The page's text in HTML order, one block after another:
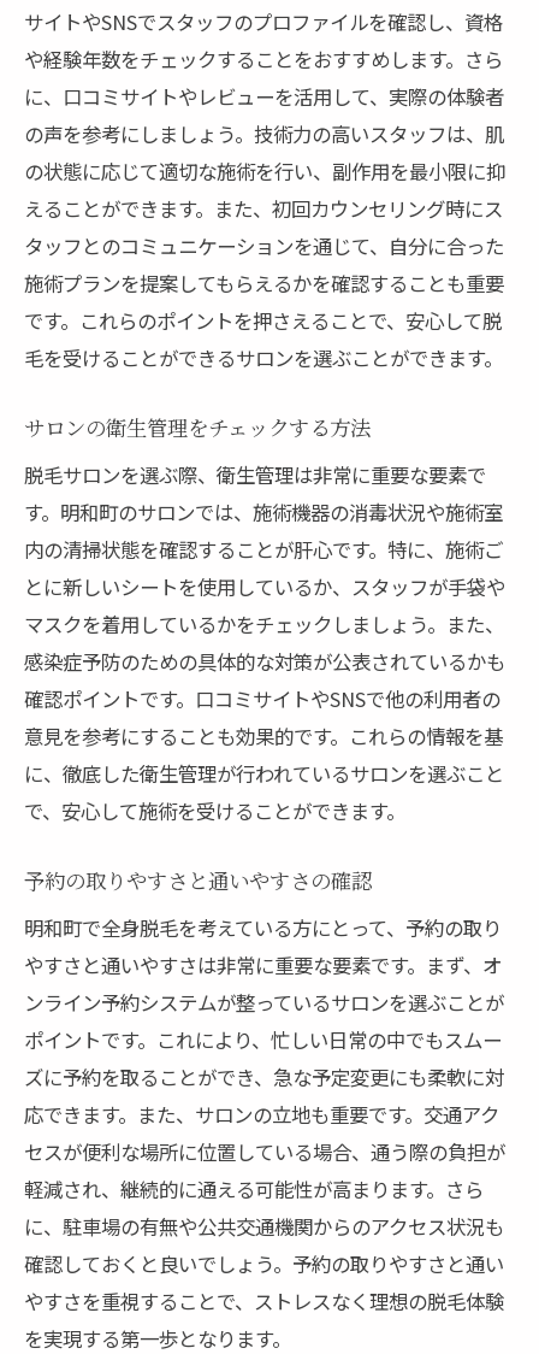
サイトやSNSでスタッフのプロファイルを確認し、資格
や経験年数をチェックすることをおすすめします。さら
に、口コミサイトやレビューを活用して、実際の体験者
の声を参考にしましょう。技術力の高いスタッフは、肌
の状態に応じて適切な施術を行い、副作用を最小限に抑
えることができます。また、初回カウンセリング時にス
タッフとのコミュニケーションを通じて、自分に合った
施術プランを提案してもらえるかを確認することも重要
です。これらのポイントを押さえることで、安心して脱
毛を受けることができるサロンを選ぶことができます。
サロンの衛生管理をチェックする方法
脱毛サロンを選ぶ際、衛生管理は非常に重要な要素で
す。明和町のサロンでは、施術機器の消毒状況や施術室
内の清掃状態を確認することが肝心です。特に、施術ご
とに新しいシートを使用しているか、スタッフが手袋や
マスクを着用しているかをチェックしましょう。また、
感染症予防のための具体的な対策が公表されているかも
確認ポイントです。口コミサイトやSNSで他の利用者の
意見を参考にすることも効果的です。これらの情報を基
に、徹底した衛生管理が行われているサロンを選ぶこと
で、安心して施術を受けることができます。
予約の取りやすさと通いやすさの確認
明和町で全身脱毛を考えている方にとって、予約の取り
やすさと通いやすさは非常に重要な要素です。まず、オ
ンライン予約システムが整っているサロンを選ぶことが
ポイントです。これにより、忙しい日常の中でもスムー
ズに予約を取ることができ、急な予定変更にも柔軟に対
応できます。また、サロンの立地も重要です。交通アク
セスが便利な場所に位置している場合、通う際の負担が
軽減され、継続的に通える可能性が高まります。さら
に、駐車場の有無や公共交通機関からのアクセス状況も
確認しておくと良いでしょう。予約の取りやすさと通い
やすさを重視することで、ストレスなく理想の脱毛体験
を実現する第一歩となります。